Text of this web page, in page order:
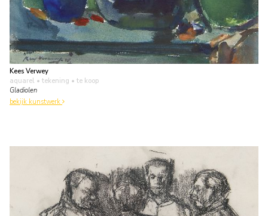
Kees Verwey
aquarel • tekening • te koop
Gladiolen
bekijk kunstwerk